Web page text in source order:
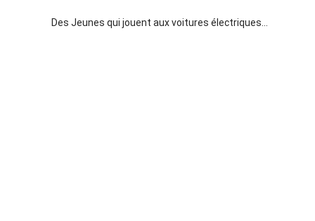
Des Jeunes qui jouent aux voitures électriques...